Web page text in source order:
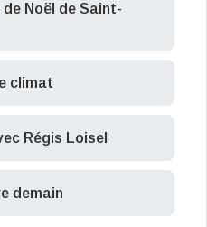
de Noël de Saint-
climat
Régis Loisel
demain